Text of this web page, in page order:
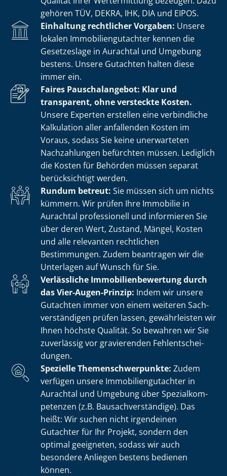
gehören TÜV, DEKRA, IHK, DIA und EIPOS.
Einhaltung rechtlicher Vorgaben: Unsere
lokalen Im­mo­bi­li­en­gut­ach­ter kennen die
Gesetzeslage in Aurachtal und Umgebung
bestens. Unsere Gutachten halten diese
immer ein.
Faires Pauschalangebot: Klar und
transparent, ohne versteckte Kosten.
Unsere Experten erstellen eine verbindliche
Kalkulation aller anfallenden Kosten im
Voraus, sodass Sie keine unerwarteten
Nachzahlungen befürchten müssen. Lediglich
die Kosten für Behörden müssen separat
berücksichtigt werden.
Rundum betreut: Sie müssen sich um nichts
kümmern. Wir prüfen Ihre Immobilie in
Aurachtal professionell und informieren Sie
über deren Wert, Zustand, Mängel, Kosten
und alle relevanten rechtlichen
Bestimmungen. Zudem beantragen wir die
Unterlagen auf Wunsch für Sie.
Verlässliche Im­mo­bi­li­en­be­wer­tung durch
das Vier-Augen-Prinzip: Indem wir unsere
Gutachten immer von einem weiteren Sach­
ver­stän­di­gen prüfen lassen, gewährleisten wir
Ihnen höchste Qualität. So bewahren wir Sie
zuverlässig vor gravierenden Fehl­ent­schei­
dun­gen.
Spezielle The­men­schwer­punk­te: Zudem
verfügen unsere Im­mo­bi­li­en­gut­ach­ter in
Aurachtal und Umgebung über Spe­zi­al­kom­
pe­ten­zen (z.B. Bau­sach­ver­stän­di­ge). Das
heißt: Wir suchen nicht irgendeinen
Gutachter für Ihr Projekt, sondern den
optimal geeigneten, sodass wir auch
besondere Anliegen bestens bedienen
können.